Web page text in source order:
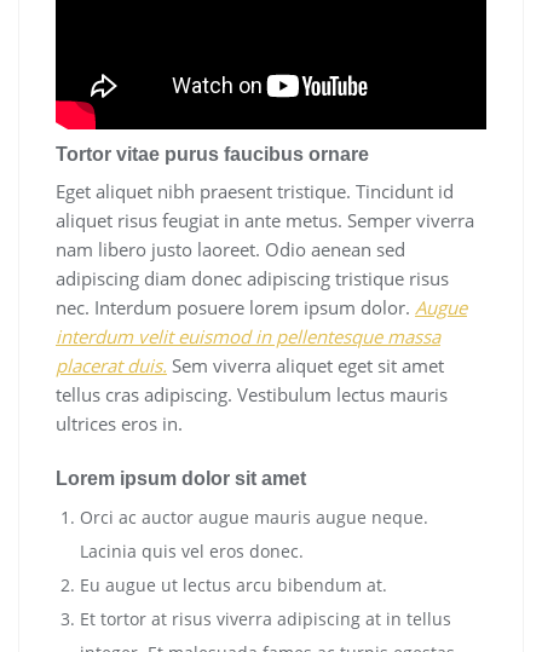
Tortor vitae purus faucibus ornare
Eget aliquet nibh praesent tristique. Tincidunt id
aliquet risus feugiat in ante metus. Semper viverra
nam libero justo laoreet. Odio aenean sed
adipiscing diam donec adipiscing tristique risus
nec. Interdum posuere lorem ipsum dolor. Augue
interdum velit euismod in pellentesque massa
placerat duis. Sem viverra aliquet eget sit amet
tellus cras adipiscing. Vestibulum lectus mauris
ultrices eros in.
Lorem ipsum dolor sit amet
Orci ac auctor augue mauris augue neque.
Lacinia quis vel eros donec.
Eu augue ut lectus arcu bibendum at.
Et tortor at risus viverra adipiscing at in tellus